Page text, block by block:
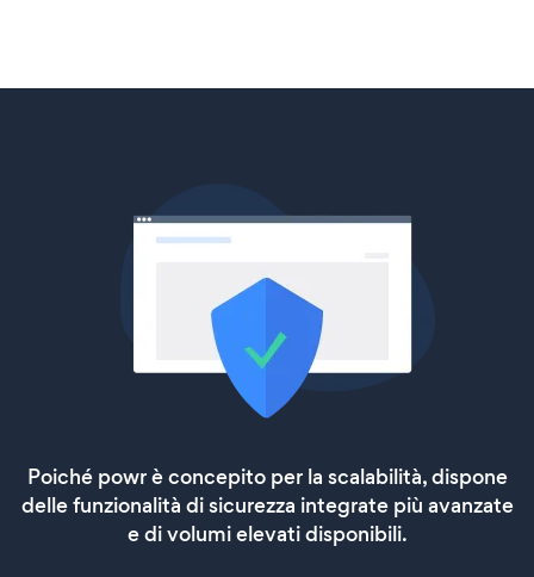
Poiché powr è concepito per la scalabilità, dispone
delle funzionalità di sicurezza integrate più avanzate
e di volumi elevati disponibili.